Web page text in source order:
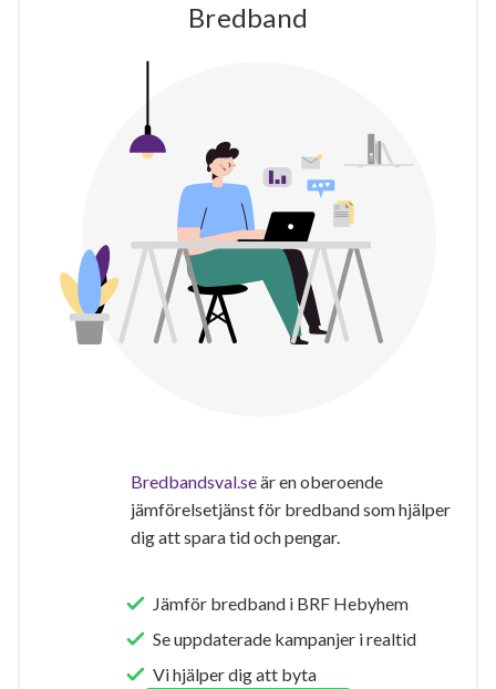
Bredband
Bredbandsval.seär en oberoende
jämförelsetjänst för bredband som hjälper
dig att spara tid och pengar.
Jämför bredband i BRF Hebyhem
Se uppdaterade kampanjer i realtid
Vi hjälper dig att byta